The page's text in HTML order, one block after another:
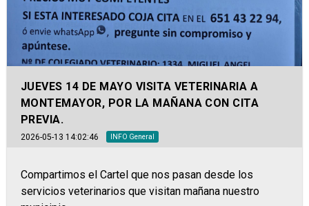
JUEVES 14 DE MAYO VISITA VETERINARIA A
MONTEMAYOR, POR LA MAÑANA CON CITA
PREVIA.
2026-05-13 14:02:46 INFO General
Compartimos el Cartel que nos pasan desde los
servicios veterinarios que visitan mañana nuestro